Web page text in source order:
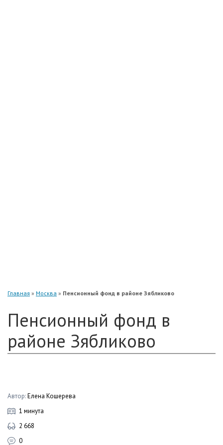
Главная » Москва » Пенсионный фонд в районе Зябликово
Пенсионный фонд в
районе Зябликово
Автор:Елена Кошерева
1 минута
2 668
0